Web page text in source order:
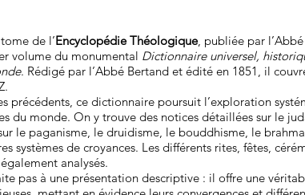
de l’Encyclopédie Théologique, publiée par
volume du monumental Dictionnaire universel,
. Rédigé par l’Abbé Bertand et édité en 1851, il
précédents, ce dictionnaire poursuit l’exploration
du monde. On y trouve des notices détaillées sur le
le paganisme, le druidisme, le bouddhisme, le
systèmes de croyances. Les différents rites, fêtes,
analysés.
pas à une présentation descriptive : il offre une